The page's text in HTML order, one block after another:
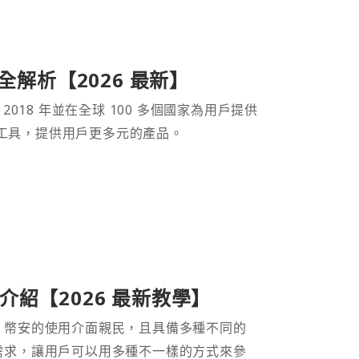
析【2026 最新】
年並在全球 100 多個國家為用戶提供
，提供用戶更多元的產品。
紹【2026 最新教學】
安的使用介面親民，且具備多種不同的
，讓用戶可以用多種不一樣的方式來參